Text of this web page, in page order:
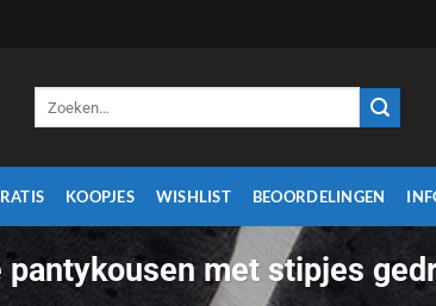
KOOPJES WISHLIST BEOORDELINGEN
pantykousen met stipjes